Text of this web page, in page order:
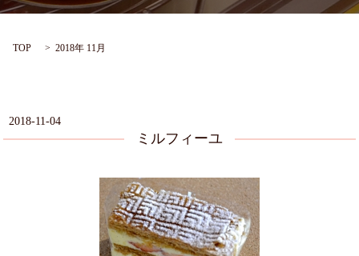
TOP 2018年 11月
2018-11-04
ミルフィーユ